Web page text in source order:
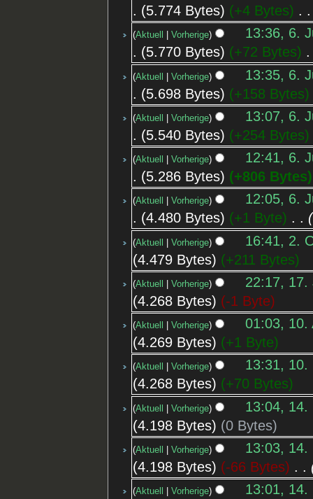
5.774 Bytes
+4 Bytes
Aktuell Vorherige
13:36, 6.
5.770 Bytes
+72 Bytes
Aktuell Vorherige
13:35, 6.
5.698 Bytes
+158 Bytes
Aktuell Vorherige
13:07, 6.
5.540 Bytes
+254 Bytes
Aktuell Vorherige
12:41, 6.
5.286 Bytes
+806 Bytes
Aktuell Vorherige
12:05, 6.
4.480 Bytes
+1 Byte
Aktuell Vorherige
16:41, 2.
4.479 Bytes
+211 Bytes
Aktuell Vorherige
22:17, 17.
4.268 Bytes
-1 Byte
Aktuell Vorherige
01:03, 10.
4.269 Bytes
+1 Byte
Aktuell Vorherige
13:31, 10.
4.268 Bytes
+70 Bytes
Aktuell Vorherige
13:04, 14.
4.198 Bytes
0 Bytes
Aktuell Vorherige
13:03, 14.
4.198 Bytes
-66 Bytes
Aktuell Vorherige
13:01, 14.